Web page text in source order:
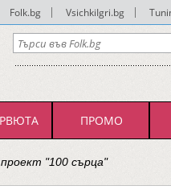
Folk.bg VsichkiIgri.bg
ПРОМО
"100 сърца"